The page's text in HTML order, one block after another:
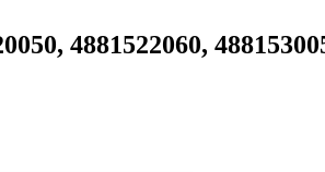
4881522060,